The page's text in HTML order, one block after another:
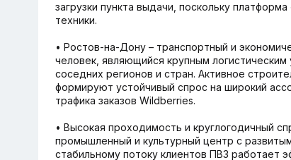
загрузки пункта выдачи, поскольку
техники.
• Ростов-на-Дону – транспортный и
человек, являющийся крупным
соседних регионов и стран. Активное
формируют устойчивый спрос на широкий
трафика заказов Wildberries.
• Высокая проходимость и круглогодичный
промышленный и культурный центр с
стабильному потоку клиентов ПВЗ работает